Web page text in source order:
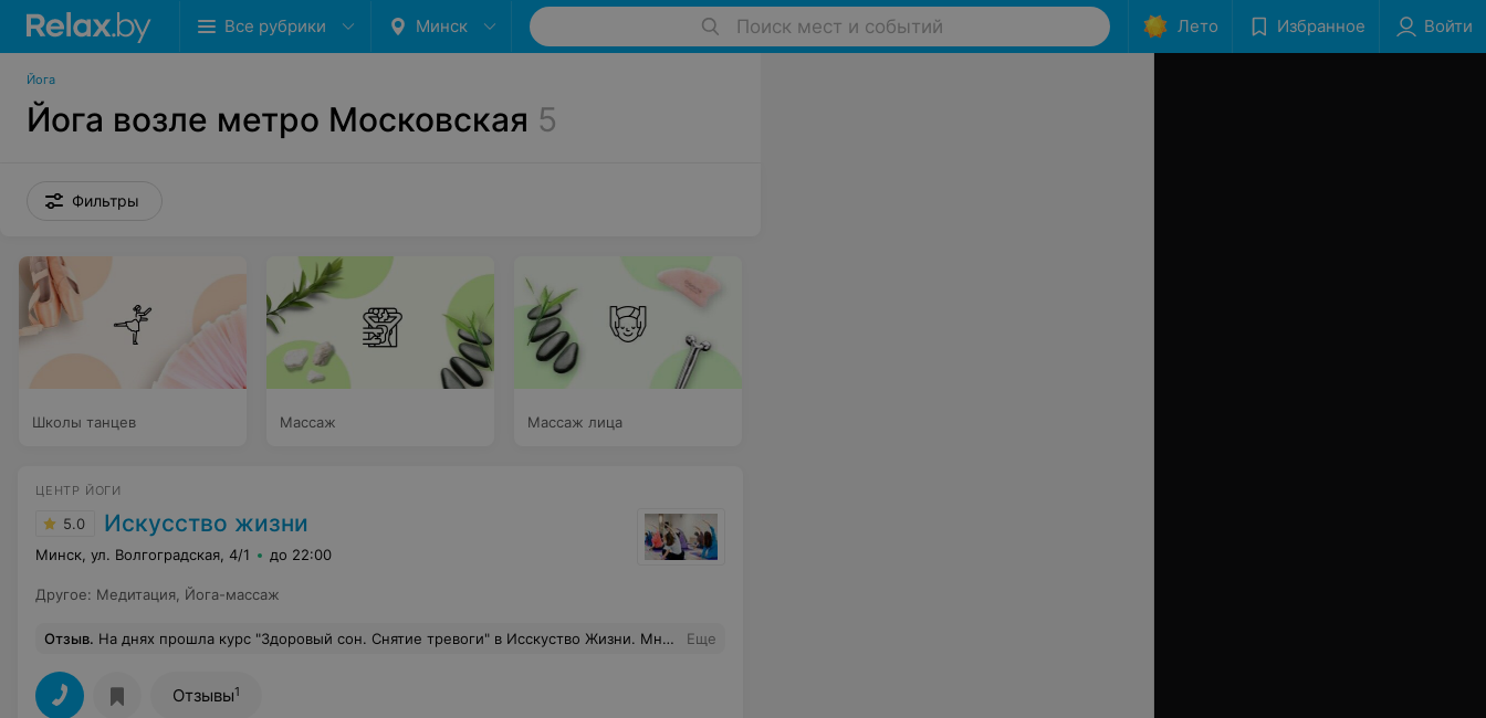
Все рубрики Минск Поиск мест и событий Лето Избранное Войти
Йога
Йога возле метро Московская 5
Фильтры
Школы танцев Массаж Массаж лица
ЦЕНТР ЙОГИ
5.0 Искусство жизни
Минск, ул. Волгоградская, 4/1 до 22:00
Другое: Медитация Йога-массаж
Отзыв. На днях прошла курс "Здоровый сон. Снятие тревоги" в Исскуство Жизни. Мне удалось хорошо расслабиться на самом курсе и почувствовать себя лучше. Но как сказала учитель, курс не закончился в третий день, а он только начался. И это правда! Ко мне приходят осознания-как важно наладить свой сон, чтобы быть эффективным и продуктивным в жизни, как важно соблюдать режим питания, не кушать за 4 часа до сна, как важно правильно готовить себя ко сну, как же важно ложиться раньше и вставать раньше. У меня есть вопросы с кишечником и пищеварением, но соблюдая рекомендации на курсе я почувствовала себя очень легко и сейчас поставила себе задачу - с помощью домашних практик и дыхательных техник, кот нам дали в пользование на курсе я планирую привести свой сон и режим в полный порядок за несколько недель. Курс дал огромную мотивацию мне! А этот ритуал практик перед сном- такая нежная и приятная забота о себе! Мне нравится это делать и так ч чувствую, что люблю себя!!! Еще
Отзывы1